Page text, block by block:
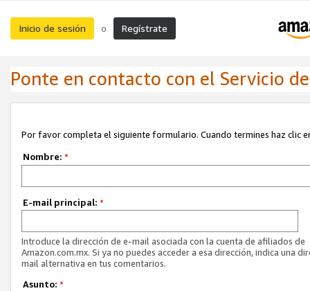
Inicio de sesión o Regístrate
Ponte en contacto con el Servicio
Por favor completa el siguiente formulario. Cuando termines haz clic
Nombre: *
E-mail principal: *
Introduce la dirección de e-mail asociada con la cuenta de afiliados de
Amazon.com.mx. Si ya no puedes acceder a esa dirección, indica una
mail alternativa en tus comentarios.
Asunto: *